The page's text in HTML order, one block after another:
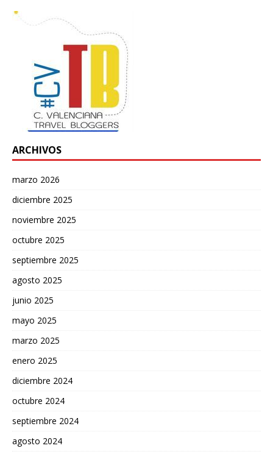
ARCHIVOS
marzo 2026
diciembre 2025
noviembre 2025
octubre 2025
septiembre 2025
agosto 2025
junio 2025
mayo 2025
marzo 2025
enero 2025
diciembre 2024
octubre 2024
septiembre 2024
agosto 2024